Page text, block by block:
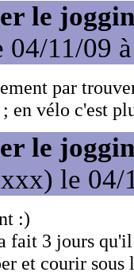
le
11/09
par
en vélo c'est
le
le 04/
:)
fait 3 jours
et courir